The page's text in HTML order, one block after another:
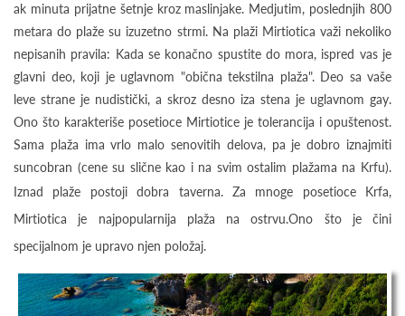
ak minuta prijatne šetnje kroz maslinjake. Medjutim, poslednjih 800
metara do plaže su izuzetno strmi. Na plaži Mirtiotica važi nekoliko
nepisanih pravila: Kada se konačno spustite do mora, ispred vas je
glavni deo, koji je uglavnom "obična tekstilna plaža". Deo sa vaše
leve strane je nudistički, a skroz desno iza stena je uglavnom gay.
Ono što karakteriše posetioce Mirtiotice je tolerancija i opuštenost.
Sama plaža ima vrlo malo senovitih delova, pa je dobro iznajmiti
suncobran (cene su slične kao i na svim ostalim plažama na Krfu).
Iznad plaže postoji dobra taverna. Za mnoge posetioce Krfa,
Mirtiotica je najpopularnija plaža na ostrvu.Ono što je čini
specijalnom je upravo njen položaj.